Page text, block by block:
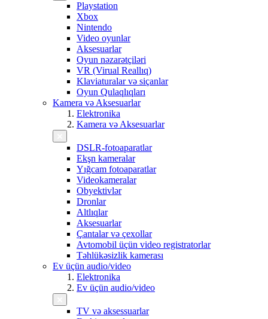
Playstation
Xbox
Nintendo
Video oyunlar
Aksesuarlar
Oyun nəzarətçiləri
VR (Virual Reallıq)
Klaviaturalar və siçanlar
Oyun Qulaqlıqları
Kamera və Aksesuarlar
Elektronika
Kamera və Aksesuarlar
DSLR-fotoaparatlar
Ekşn kameralar
Yığcam fotoaparatlar
Videokameralar
Obyektivlər
Dronlar
Altlıqlar
Aksesuarlar
Çantalar və çexollar
Avtomobil üçün video registratorlar
Təhlükəsizlik kamerası
Ev üçün audio/video
Elektronika
Ev üçün audio/video
TV və aksessuarlar